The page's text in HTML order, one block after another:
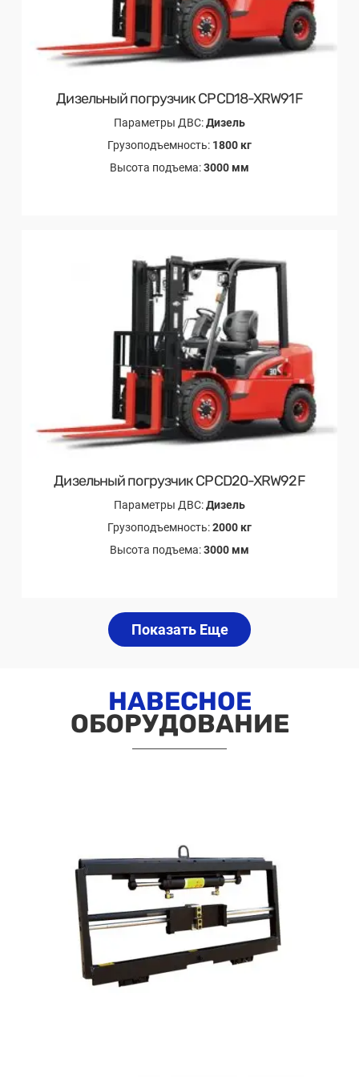
Дизельный погрузчик CPCD18-XRW91F
Параметры ДВС:Дизель
Грузоподъемность: 1800 кг
Высота подъема:3000 мм
Дизельный погрузчик CPCD20-XRW92F
Параметры ДВС:Дизель
Грузоподъемность:2000 кг
Высота подъема:3000 мм
Показать Еще
НАВЕСНОЕ
ОБОРУДОВАНИЕ